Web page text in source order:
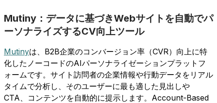
Mutiny：データに基づきWebサイトを自動でパ
ーソナライズするCV向上ツール
Mutinyは、B2B企業のコンバージョン率（CVR）向上に特
化したノーコードのAIパーソナライゼーションプラットフ
ォームです。サイト訪問者の企業情報や行動データをリアル
タイムで分析し、そのユーザーに最も適した見出しや
CTA、コンテンツを自動的に提示します。Account-Based